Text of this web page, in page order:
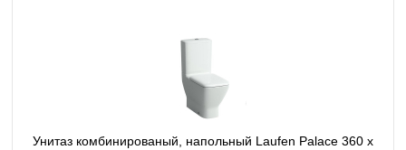
Унитаз комбинированый, напольный Laufen Palace 360 x